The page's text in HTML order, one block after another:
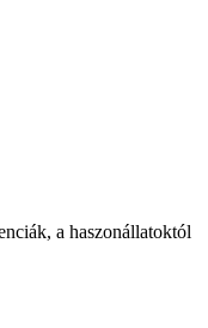
a haszonállatoktól